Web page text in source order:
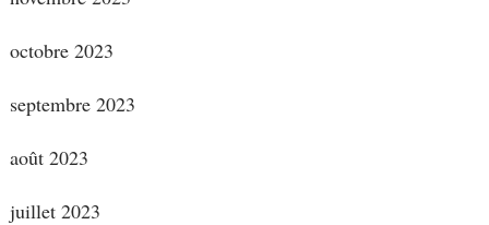
octobre 2023
septembre 2023
août 2023
juillet 2023